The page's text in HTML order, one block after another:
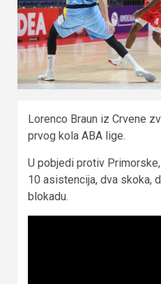
Lorenco Braun iz Crvene
prvog kola ABA lige.
U pobjedi protiv
10 asistencija, dva skoka,
blokadu.